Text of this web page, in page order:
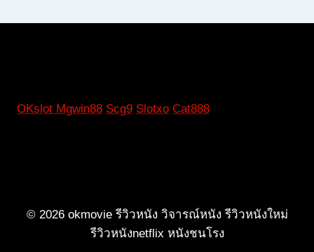
OKslot Mgwin88 Scg9 Slotxo Cat888
© 2026 okmovie รีวิวหนัง วิจารณ์หนัง รีวิวหนังใหม่
รีวิวหนังnetflix หนังชนโรง